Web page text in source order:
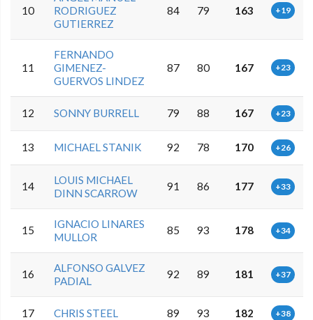
10
RODRIGUEZ
GUTIERREZ
84 79 163 +19
11
FERNANDO
GIMENEZ-
GUERVOS LINDEZ
87 80 167 +23
12 SONNY BURRELL 79 88 167 +23
13 MICHAEL STANIK 92 78 170 +26
14
LOUIS MICHAEL
DINN SCARROW
91 86 177 +33
15
IGNACIO LINARES
MULLOR
85 93 178 +34
16
ALFONSO GALVEZ
PADIAL
92 89 181 +37
17 CHRIS STEEL 89 93 182 +38